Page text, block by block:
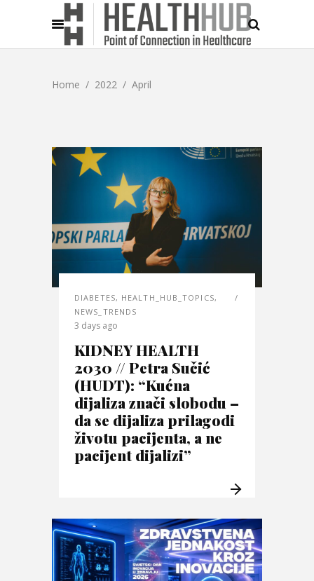
Home / 2022 / April
DIABETES, HEALTH_HUB_TOPICS,
NEWS_TRENDS
3 days ago
KIDNEY HEALTH
2030 // Petra Sučić
(HUDT): “Kućna
dijaliza znači slobodu –
da se dijaliza prilagodi
životu pacijenta, a ne
pacijent dijalizi”